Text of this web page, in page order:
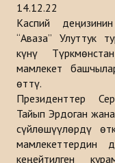
Ѳзбекистан
Азербайджан
ЧЫГАРМАЛАР
Макалалар
Маалыматтык
14.12.22
Каспий
“Аваза” Улуттук
күнү
мамлекет
өттү.
Президенттер
Тайып Эрдоган
сүйлөшүүлөрдү
мамлекеттердин
кеңейтилген